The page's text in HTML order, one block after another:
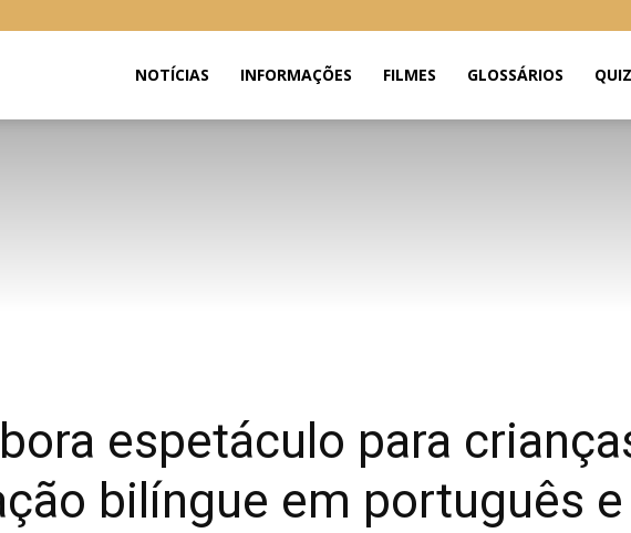
NOTÍCIAS INFORMAÇÕES FILMES GLOSSÁRIOS QUIZ
espetáculo para
bilíngue em português